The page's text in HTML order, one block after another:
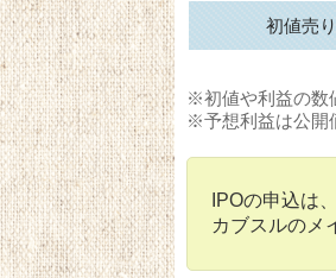
初値売
※初値や利益の数
※予想利益は公開
IPOの申込は
カブスルのメ